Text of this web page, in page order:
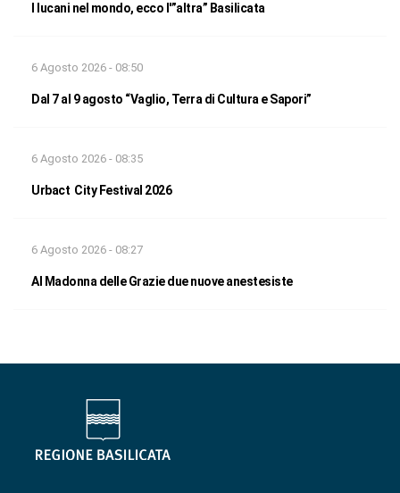
I lucani nel mondo, ecco l'”altra” Basilicata
6 Agosto 2026 - 08:50
Dal 7 al 9 agosto “Vaglio, Terra di Cultura e Sapori”
6 Agosto 2026 - 08:35
Urbact City Festival 2026
6 Agosto 2026 - 08:27
Al Madonna delle Grazie due nuove anestesiste